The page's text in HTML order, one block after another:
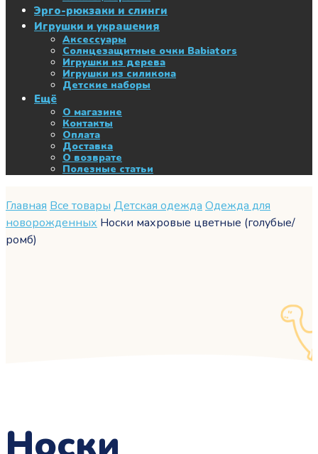
Эрго-рюкзаки и слинги
Игрушки и украшения
Аксессуары
Солнцезащитные очки Babiators
Игрушки из дерева
Игрушки из силикона
Детские наборы
Ещё
О магазине
Контакты
Оплата
Доставка
О возврате
Полезные статьи
Главная Все товары Детская одежда Одежда для
новорожденных Носки махровые цветные (голубые/
ромб)